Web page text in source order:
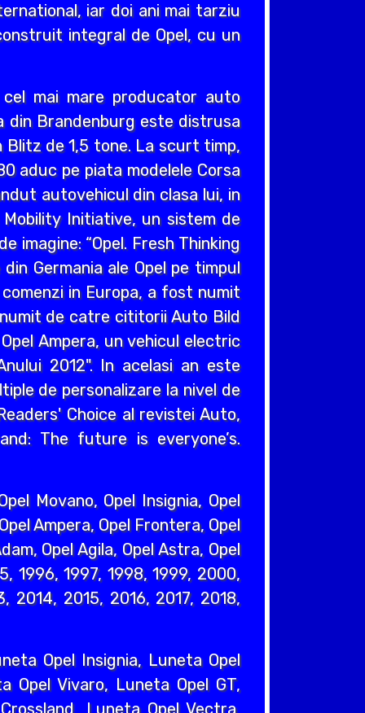
iar doi ani mai tarziu
integral de Opel, cu un
mai mare producator auto
din Brandenburg este distrusa
Blitz de 1,5 tone. La scurt timp,
aduc pe piata modelele Corsa
autovehicul din clasa lui, in
Mobility Initiative, un sistem de
imagine: “Opel. Fresh Thinking
Germania ale Opel pe timpul
in Europa, a fost numit
numit de catre cititorii Auto Bild
Ampera, un vehicul electric
2012". In acelasi an este
de personalizare la nivel de
Choice al revistei Auto,
The future is everyone’s.
Movano, Opel Insignia, Opel
Ampera, Opel Frontera, Opel
Opel Agila, Opel Astra, Opel
1996, 1997, 1998, 1999, 2000,
2014, 2015, 2016, 2017, 2018,
Opel Insignia, Luneta Opel
Opel Vivaro, Luneta Opel GT,